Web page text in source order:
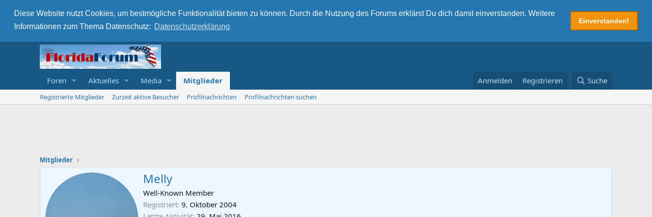
Diese Website nutzt Cookies, um bestmögliche Funktionalität bieten zu können. Durch die Nutzung des Forums erklärst Du dich damit einverstanden. Weitere
Informationen zum Thema Datenschutz: Datenschutzerklärung
Einverstanden!
Foren Aktuelles Media Mitglieder Anmelden Registrieren Suche
Registrierte Mitglieder Zurzeit aktive Besucher Profilnachrichten Profilnachrichten suchen
Mitglieder
Melly
Well-Known Member
Registriert 9. Oktober 2004